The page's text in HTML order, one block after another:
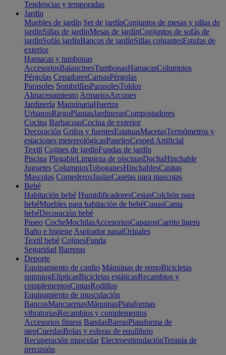
Tendencias y temporadas
Jardín
Muebles de jardín Set de jardínConjuntos de mesas y sillas de
jardínSillas de jardínMesas de jardínConjuntos de sofás de
jardínSofás jardínBancos de jardínSillas colgantesEstufas de
exterior
Hamacas y tumbonas
AccesoriosBalancinesTumbonasHamacasColumpios
Pérgolas CenadoresCarpasPérgolas
Parasoles SombrillasParasolesToldos
Almacenamiento ArmariosArcones
Jardinería MaquinariaHuertos
UrbanosRiegoPlantasJardinerasCompostadores
Cocina BarbacoasCocina de exterior
Decoración Grifos y fuentesEstatuasMacetasTermómetros y
estaciones metereológicasPanelesCesped Artificial
Textil Cojines de jardínFundas de jardín
Piscina PlegableLimpieza de piscinasDuchaHinchable
Juguetes ColumpiosToboganesHinchablesCasitas
Mascotas ComederosJaulasCasetas para mascotas
Bebé
Habitación bebé HumidificadoresCestasColchón para
bebéMuebles para habitación de bebéCunasCama
bebéDecoración bebé
Paseo CocheMochilasAccesoriosCapazosCarrito ligero
Baño e higiene Aspirador nasalOrinales
Textil bebé CojinesFunda
Seguridad Barreras
Deporte
Equipamiento de cardio Máquinas de remoBicicletas
spinningElípticasBicicletas estáticasRecambios y
complementosCintasRodillos
Equipamiento de musculación
BancosMancuernasMáquinasPlataformas
vibratoriasRecambios y complementos
Accesorios fitness BandasBarrasPlataforma de
stepCuerdasBolas y esferas de equilibrio
Recuperación muscular ElectroestimulaciónTerapia de
percusión